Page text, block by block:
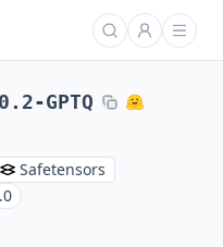
GPTQ
Safetensors